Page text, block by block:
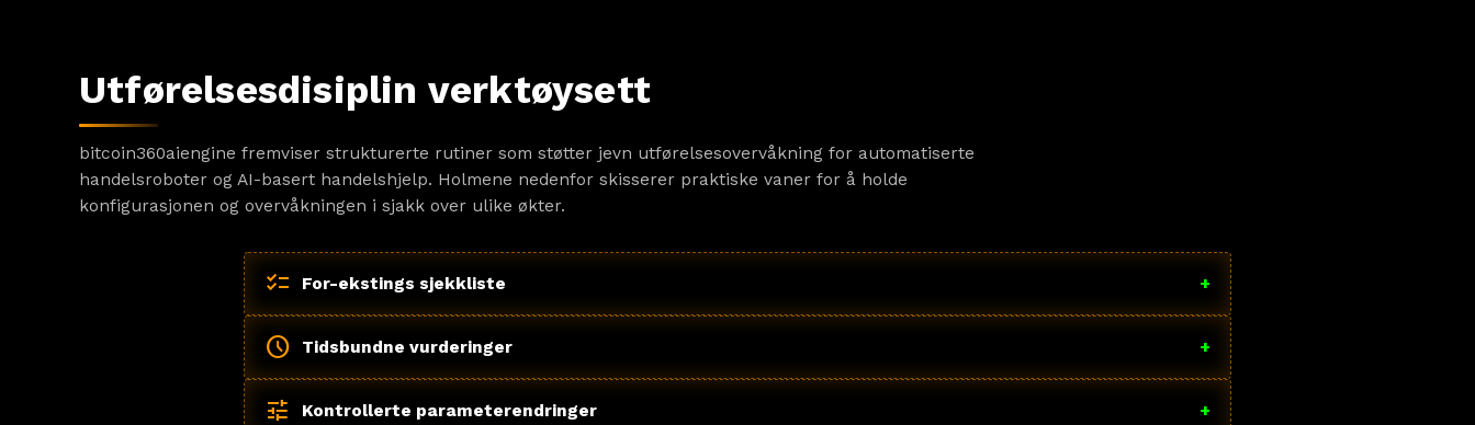
Utførelsesdisiplin verktøysett
bitcoin360aiengine fremviser strukturerte rutiner som støtter jevn utførelsesovervåkning for automatiserte
handelsroboter og AI-basert handelshjelp. Holmene nedenfor skisserer praktiske vaner for å holde
konfigurasjonen og overvåkningen i sjakk over ulike økter.
checklist For-ekstings sjekkliste +
schedule Tidsbundne vurderinger +
tune Kontrollerte parameterendringer +